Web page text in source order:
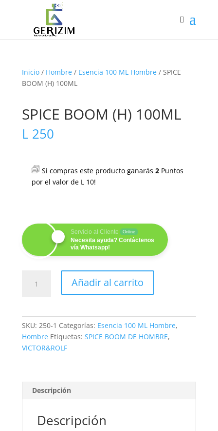
Inicio/ Hombre/ Esencia 100 ML Hombre/ SPICE
BOOM (H) 100ML
SPICE BOOM (H) 100ML
L 250
Si compras este producto ganarás 2Puntos
por el valor de L10!
Servicio al Cliente Online
Necesita ayuda? Contáctenos
vía Whatsapp!
BOOM
Añadir al carrito
SKU: 250-1 Categorías: Esencia 100 ML Hombre,
Hombre Etiquetas: SPICE BOOM DE HOMBRE,
VICTOR&ROLF
Descripción
Descripción